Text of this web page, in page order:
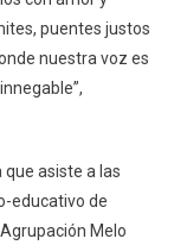
puentes justos
nuestra voz es
asiste a las
educativo de
Melo